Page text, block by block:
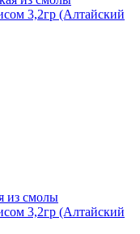
из смолы
3,2гр (Алтайский